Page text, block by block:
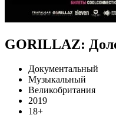
GORILLAZ:
Документальный
Музыкальный
Великобритания
2019
18+